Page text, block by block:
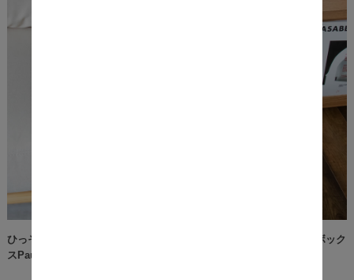
ひっそりとインテリアのようにお部屋に馴染む、天然桐材のダストボック
スPau（パウ）。